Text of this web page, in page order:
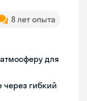
8 лет опыта
для
через гибкий